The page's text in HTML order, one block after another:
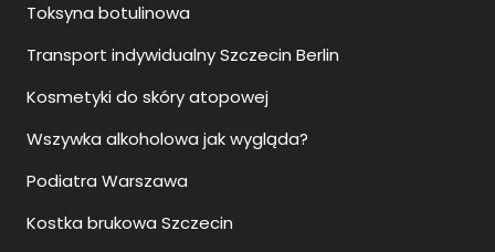
Toksyna botulinowa
Transport indywidualny Szczecin Berlin
Kosmetyki do skóry atopowej
Wszywka alkoholowa jak wygląda?
Podiatra Warszawa
Kostka brukowa Szczecin